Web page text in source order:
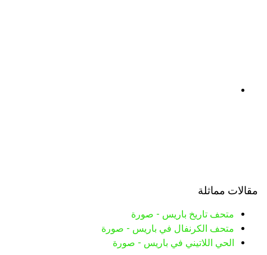
مقالات مماثلة
متحف تاريخ باريس - صورة
متحف الكرنفال في باريس - صورة
الحي اللاتيني في باريس - صورة